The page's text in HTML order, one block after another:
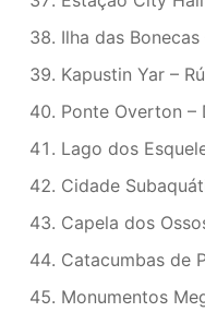
Ilha das
Kapustin Yar –
Ponte Overton –
Lago dos
Cidade
Capela dos
Catacumbas de
Monumentos